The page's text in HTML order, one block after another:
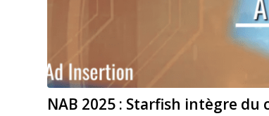
NAB 2025 : Starfish intègre